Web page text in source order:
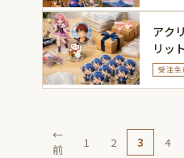
アク
リッ
説受注生
←
前
1 2 3 4